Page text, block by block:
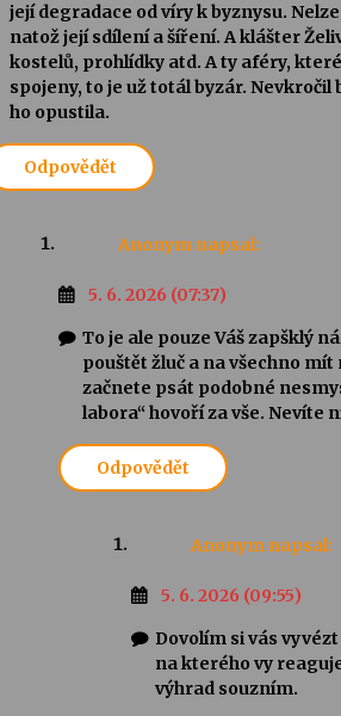
její degradace od víry k byznysu.
natož její sdílení a šíření. A klášter
kostelů, prohlídky atd. A ty aféry,
spojeny, to je už totál byzár.
ho opustila.
Odpovědět
Anonym napsal:
5. 6. 2026 (07:37)
To je ale pouze Váš zapšklý
pouštět žluč a na všechno
začnete psát podobné
labora“ hovoří za vše. Nevíte
Odpovědět
Anonym napsal:
5. 6. 2026 (09:55)
Dovolím si vás
na kterého vy
výhrad souzním.